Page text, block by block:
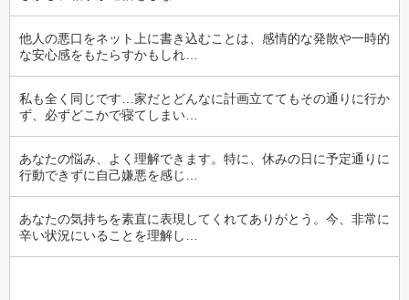
他人の悪口をネット上に書き込むことは、感情的な発散や一時的
な安心感をもたらすかもしれ…
私も全く同じです…家だとどんなに計画立ててもその通りに行か
ず、必ずどこかで寝てしまい…
あなたの悩み、よく理解できます。特に、休みの日に予定通りに
行動できずに自己嫌悪を感じ…
あなたの気持ちを素直に表現してくれてありがとう。今、非常に
辛い状況にいることを理解し…